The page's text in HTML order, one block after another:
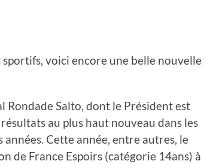
voici encore une belle nouvelle
Rondade Salto, dont le Président est
au plus haut nouveau dans les
Cette année, entre autres, le
de France Espoirs (catégorie 14ans) à